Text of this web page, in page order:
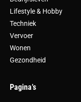
Lifestyle & Hobby
Techniek
Vervoer
Wonen
Gezondheid
Pagina’s